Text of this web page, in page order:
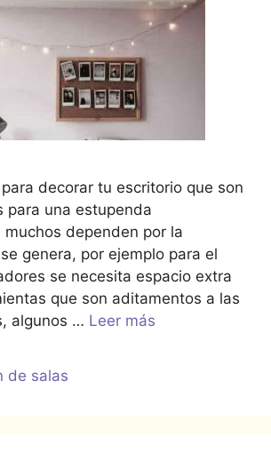
decorar tu escritorio que son
para una estupenda
dependen por la
genera, por ejemplo para el
se necesita espacio extra
que son aditamentos a las
algunos … Leer más
de salas